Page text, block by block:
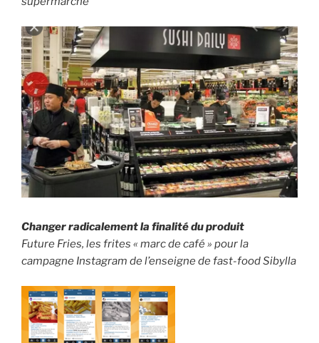
Changer radicalementla finalitédu produit
Future Fries, les frites « marc de café » pour la
campagne Instagram de l’enseigne de fast-food Sibylla